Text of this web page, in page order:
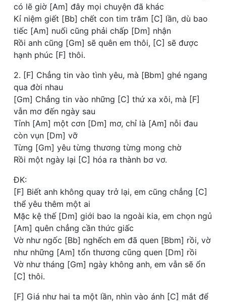
có lẽ giờ [Am] đây mọi chuyện đã khác
Kỉ niệm giết [Bb] chết con tim trăm [C] lần, dù bao
tiếc [Am] nuối cũng phải chấp [Dm] nhận
Rồi anh cũng [Gm] sẽ quên em thôi, [C] sẽ được
hạnh phúc [F] thôi.
2. [F] Chẳng tin vào tình yêu, mà [Bbm] ghé ngang
qua đời nhau
[Gm] Chẳng tin vào những [C] thứ xa xôi, mà [F]
vẫn mơ đến ngày sau
Tỉnh [Am] một cơn [Dm] mơ, chỉ là [Am] nỗi đau
còn vụn [Dm] vỡ
Từng [Gm] yêu từng thương từng mong chờ
Rồi một ngày lại [C] hóa ra thành bơ vơ.
ĐK:
[F] Biết anh không quay trở lại, em cũng chẳng [C]
thể yêu thêm một ai
Mặc kệ thế [Dm] giới bao la ngoài kia, em chọn ngủ
[Am] quên chẳng cần thức giấc
Vờ như ngốc [Bb] nghếch em đã quen [Bbm] rồi, vờ
như những [Am] tổn thương cũng quen [Dm] rồi
Vờ như tháng [Gm] ngày không anh, em vẫn sẽ ổn
[C] thôi.
[F] Giá như hai ta một lần, nhìn vào ánh [C] mắt để